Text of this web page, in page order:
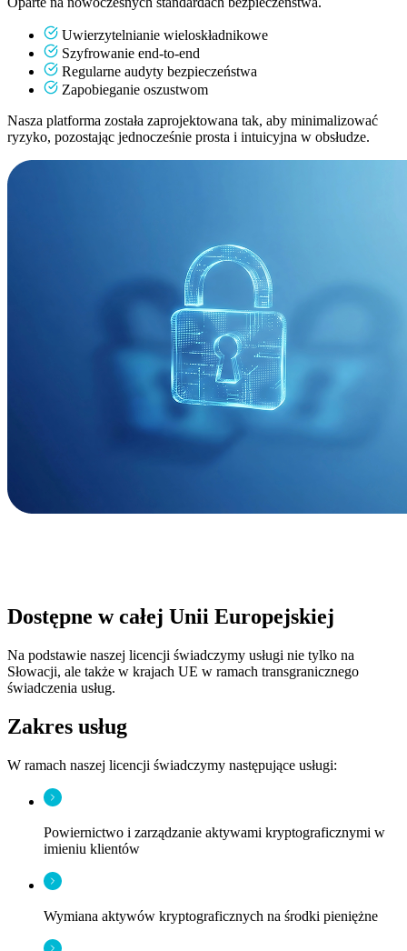
Uwierzytelnianie wieloskładnikowe
Szyfrowanie end-to-end
Regularne audyty bezpieczeństwa
Zapobieganie oszustwom
Nasza platforma została zaprojektowana tak, aby minimalizować
ryzyko, pozostając jednocześnie prosta i intuicyjna w obsłudze.
Dostępne w całej Unii Europejskiej
Na podstawie naszej licencji świadczymy usługi nie tylko na
Słowacji, ale także w krajach UE w ramach transgranicznego
świadczenia usług.
Zakres usług
W ramach naszej licencji świadczymy następujące usługi:
Powiernictwo i zarządzanie aktywami kryptograficznymi w
imieniu klientów
Wymiana aktywów kryptograficznych na środki pieniężne